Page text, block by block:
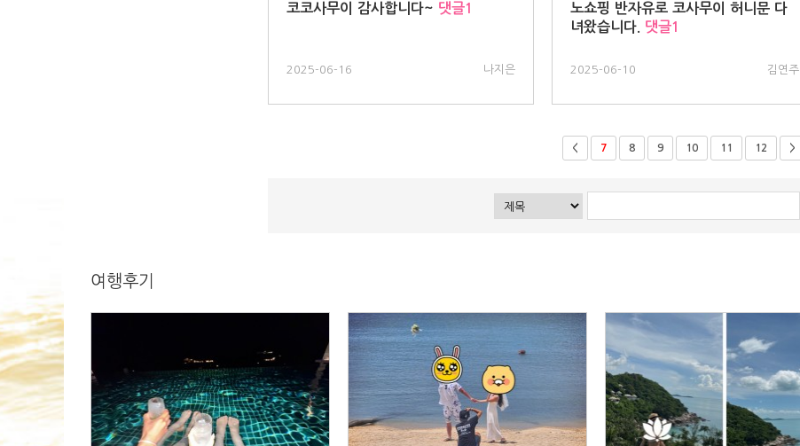
코코사무이 감사합니다~ 댓글1
2025-06-16 나지은
노쇼핑 반자유로 코사무이 허니문 다
녀왔습니다.
댓글1
2025-06-10 김연주
< 7 8 9 10 11 12 >
여행후기